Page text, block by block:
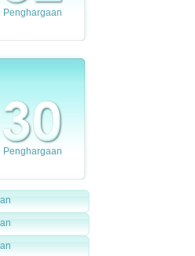
Penghargaan
Penghargaan